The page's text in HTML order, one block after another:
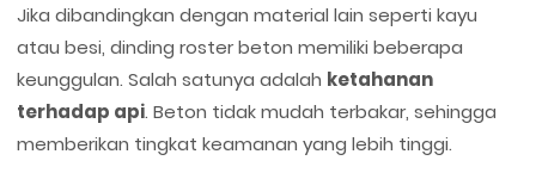
Jika dibandingkan dengan material lain seperti kayu
atau besi, dinding roster beton memiliki beberapa
keunggulan. Salah satunya adalah ketahanan
terhadap api. Beton tidak mudah terbakar, sehingga
memberikan tingkat keamanan yang lebih tinggi.